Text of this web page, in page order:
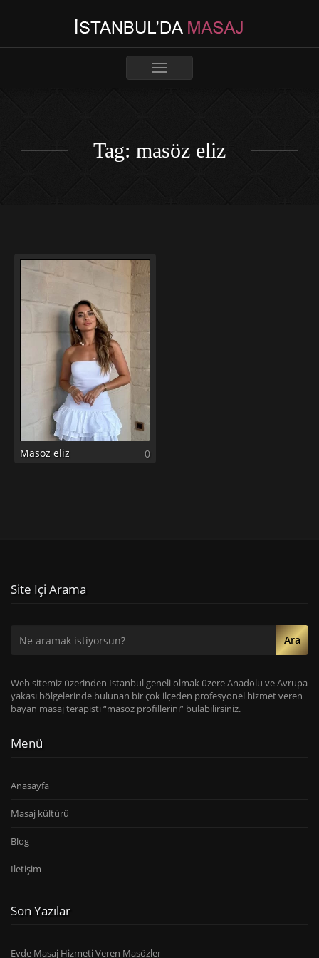
Toggle
Tag: masöz eliz
Masöz eliz 0
Site Içi Arama
Ara
Web sitemiz üzerinden İstanbul geneli olmak üzere Anadolu ve Avrupa
yakası bölgelerinde bulunan bir çok ilçeden profesyonel hizmet veren
bayan masaj terapisti “masöz profillerini” bulabilirsiniz.
Menü
Anasayfa
Masaj kültürü
Blog
İletişim
Son Yazılar
Evde Masaj Hizmeti Veren Masözler